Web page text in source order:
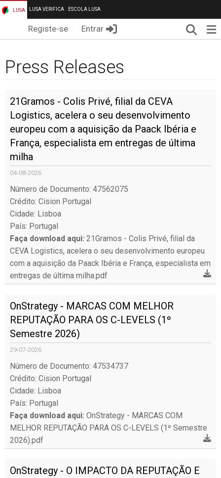
LUSA LUSA VERIFICA ESCOLA LUSA
Registe-se Entrar
Press Releases
21Gramos - Colis Privé, filial da CEVA
Logistics, acelera o seu desenvolvimento
europeu com a aquisição da Paack Ibéria e
França, especialista em entregas de última
milha
04-08-2026
Número de Documento: 47562075
Crédito: Cision Portugal
Cidade: Lisboa
País: Portugal
Faça download aqui: 21Gramos - Colis Privé, filial da
CEVA Logistics, acelera o seu desenvolvimento europeu
com a aquisição da Paack Ibéria e França, especialista em
entregas de última milha.pdf
OnStrategy - MARCAS COM MELHOR
REPUTAÇÃO PARA OS C-LEVELS (1º
Semestre 2026)
29-07-2026
Número de Documento: 47534737
Crédito: Cision Portugal
Cidade: Lisboa
País: Portugal
Faça download aqui: OnStrategy - MARCAS COM
MELHOR REPUTAÇÃO PARA OS C-LEVELS (1º Semestre
2026).pdf
OnStrategy - O IMPACTO DA REPUTAÇÃO E